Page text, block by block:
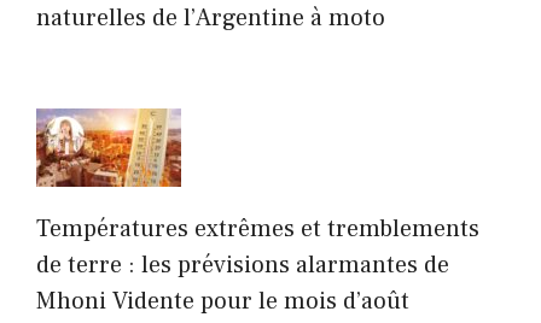
naturelles de l’Argentine à moto
Températures extrêmes et tremblements
de terre : les prévisions alarmantes de
Mhoni Vidente pour le mois d’août